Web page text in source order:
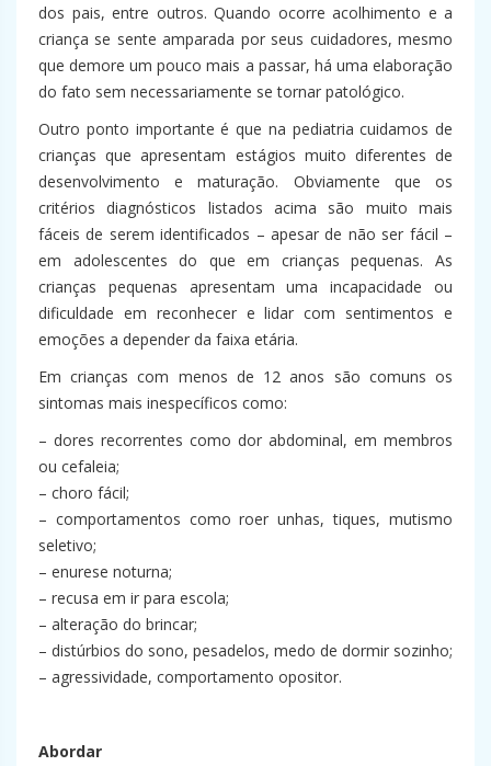
dos pais, entre outros. Quando ocorre acolhimento e a
criança se sente amparada por seus cuidadores, mesmo
que demore um pouco mais a passar, há uma elaboração
do fato sem necessariamente se tornar patológico.
Outro ponto importante é que na pediatria cuidamos de
crianças que apresentam estágios muito diferentes de
desenvolvimento e maturação. Obviamente que os
critérios diagnósticos listados acima são muito mais
fáceis de serem identificados – apesar de não ser fácil –
em adolescentes do que em crianças pequenas. As
crianças pequenas apresentam uma incapacidade ou
dificuldade em reconhecer e lidar com sentimentos e
emoções a depender da faixa etária.
Em crianças com menos de 12 anos são comuns os
sintomas mais inespecíficos como:
– dores recorrentes como dor abdominal, em membros
ou cefaleia;
– choro fácil;
– comportamentos como roer unhas, tiques, mutismo
seletivo;
– enurese noturna;
– recusa em ir para escola;
– alteração do brincar;
– distúrbios do sono, pesadelos, medo de dormir sozinho;
– agressividade, comportamento opositor.
Abordar